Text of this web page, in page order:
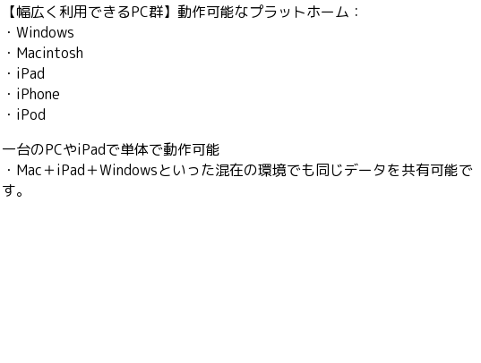
【幅広く利用できるPC群】動作可能なプラットホーム：
・Windows
・Macintosh
・iPad
・iPhone
・iPod
一台のPCやiPadで単体で動作可能
・Mac＋iPad＋Windowsといった混在の環境でも同じデータを共有可能で
す。